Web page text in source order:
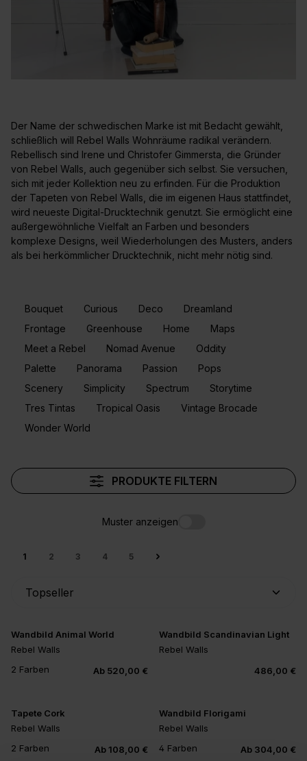
Der Name der schwedischen Marke ist mit Bedacht gewählt,
schließlich will Rebel Walls Wohnräume radikal verändern.
Rebellisch sind Irene und Christofer Gimmersta, die Gründer
von Rebel Walls, auch gegenüber sich selbst. Sie versuchen,
sich mit jeder Kollektion neu zu erfinden. Für die Produktion
der Tapeten von Rebel Walls, die im eigenen Haus stattfindet,
wird neueste Digital-Drucktechnik genutzt. Sie ermöglicht eine
außergewöhnliche Vielfalt an Farben und besonders
komplexe Designs, weil Wiederholungen des Musters, anders
als bei herkömmlicher Drucktechnik, nicht mehr nötig sind.
Bouquet Curious Deco
Dreamland
Frontage
Greenhouse Home
Maps
Meet a Rebel
Nomad Avenue
Oddity
Palette
Panorama Passion
Pops
Scenery
Simplicity Spectrum
Storytime
Tres Tintas
Tropical Oasis
Vintage Brocade
Wonder World
PRODUKTE FILTERN
Muster anzeigen
1 2 3 4 5
Wandbild Animal World
Rebel Walls
2 Farben
Ab 520,00 €
Wandbild Scandinavian Light
Rebel Walls
486,00 €
Tapete Cork
Rebel Walls
2 Farben
Ab 108,00 €
Wandbild Florigami
Rebel Walls
4 Farben
Ab 304,00 €